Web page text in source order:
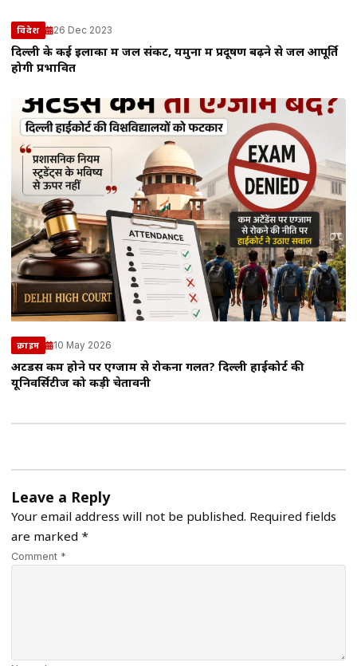
विदेश 26 Dec 2023
दिल्ली के कई इलाकों में जल संकट, यमुना में प्रदूषण बढ़ने से जल आपूर्ति
होगी प्रभावित
क्राइम 10 May 2026
अटेंडेंस कम होने पर एग्जाम से रोकना गलत? दिल्ली हाईकोर्ट की
यूनिवर्सिटीज को कड़ी चेतावनी
Leave a Reply
Your email address will not be published. Required fields
are marked *
Comment *